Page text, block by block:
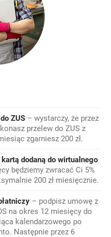
ZUS – wystarczy, że przez
przelew do ZUS z
zgarniesz 200 zł.
dodaną do wirtualnego
będziemy zwracać Ci 5%
200 zł miesięcznie.
– podpisz umowę z
na okres 12 miesięcy do
kalendarzowego po
Następnie przez 6